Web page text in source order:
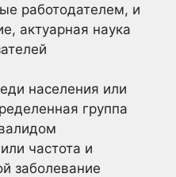
работодателем, и
актуарная наука
населения или
группа
частота и
заболевание